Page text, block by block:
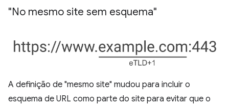
"No mesmo site sem esquema"
A definição de "mesmo site" mudou para incluir o
esquema de URL como parte do site para evitar que o